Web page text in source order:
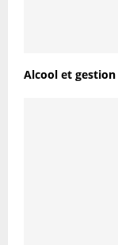
Alcool et gestion